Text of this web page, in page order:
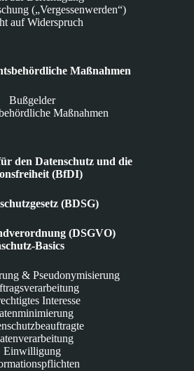
(„Vergessenwerden“)
auf Widerspruch
Maßnahmen
Bußgelder
Maßnahmen
den Datenschutz und die
(BfDI)
(BDSG)
(DSGVO)
Basics
& Pseudonymisierung
Interesse
Einwilligung